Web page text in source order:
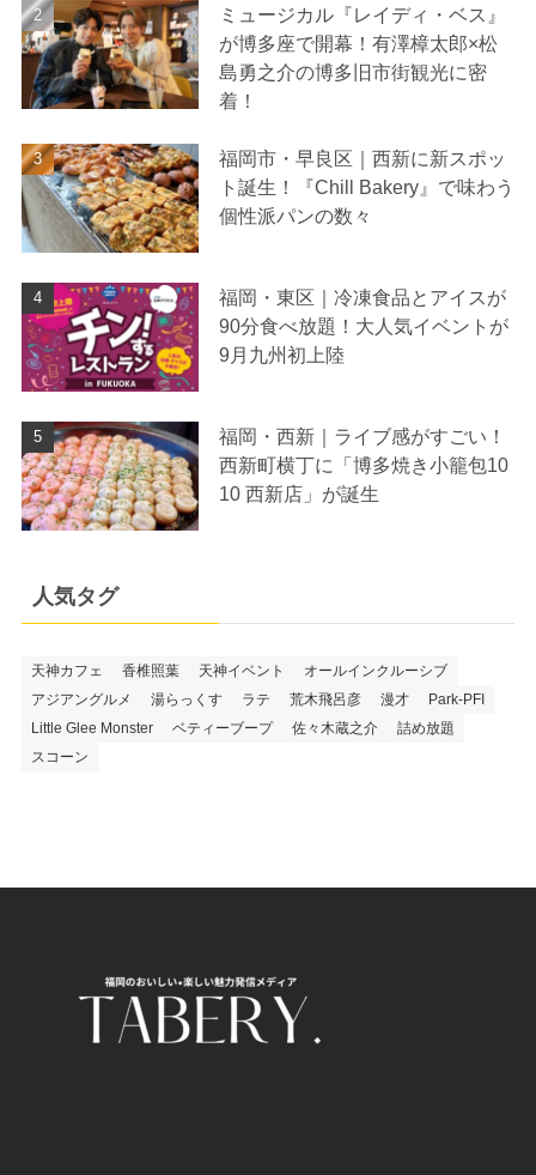
ミュージカル『レイディ・ベス』
が博多座で開幕！有澤樟太郎×松
島勇之介の博多旧市街観光に密
着！
福岡市・早良区｜西新に新スポッ
ト誕生！『Chill Bakery』で味わう
個性派パンの数々
福岡・東区｜冷凍食品とアイスが
90分食べ放題！大人気イベントが
9月九州初上陸
福岡・西新｜ライブ感がすごい！
西新町横丁に「博多焼き小籠包10
10 西新店」が誕生
人気タグ
天神カフェ 香椎照葉 天神イベント
オールインクルーシブ
アジアングルメ
湯らっくす ラテ 荒木飛呂彦 漫才
Park-PFI
Little Glee Monster
ベティーブープ 佐々木蔵之介
詰め放題
スコーン